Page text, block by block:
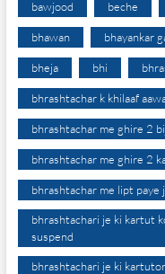
bawjood beche
bhawan bhayankar
bheja bhi
bhrashtachar k khilaaf
bhrashtachar me ghire 2
bhrashtachar me ghire 2
bhrashtachar me lipt paye
bhrashtachari je ki kartut
suspend
bhrashtachari je ki